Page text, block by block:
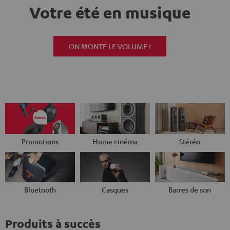
Votre été en musique
ON MONTE LE VOLUME !
Promotions Home cinéma Stéréo
Bluetooth Casques Barres de son
Produits à succès